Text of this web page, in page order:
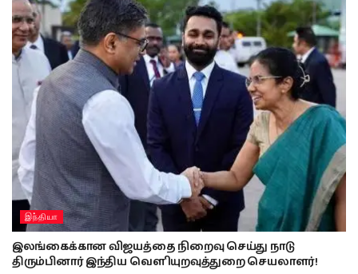
இந்தியா
இலங்கைக்கான விஜயத்தை நிறைவு செய்து நாடு
திரும்பினார் இந்திய வௌியுறவுத்துறை செயலாளர்!